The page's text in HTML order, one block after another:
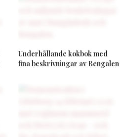
Underhållande kokbok med
fina beskrivningar av Bengalen